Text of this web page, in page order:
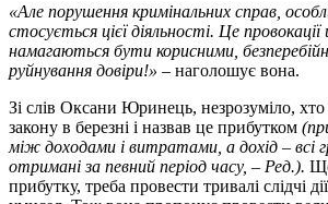
«Але порушення кримінальних справ,
стосується цієї діяльності. Це
намагаються бути корисними,
руйнування довіри!» – наголошує вона.
Зі слів Оксани Юринець, незрозуміло,
закону в березні і назвав це прибутком
між доходами і витратами, а дохід – всі
отримані за певний період часу, – Ред.).
прибутку, треба провести тривалі слідчі